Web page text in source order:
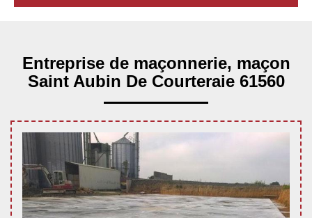
Entreprise de maçonnerie, maçon
Saint Aubin De Courteraie 61560